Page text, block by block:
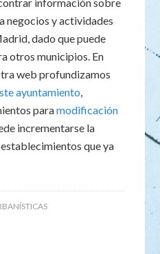
información sobre
negocios y actividades
dado que puede
otros municipios. En
web profundizamos
ayuntamiento,
paramodificación
incrementarse la
que ya